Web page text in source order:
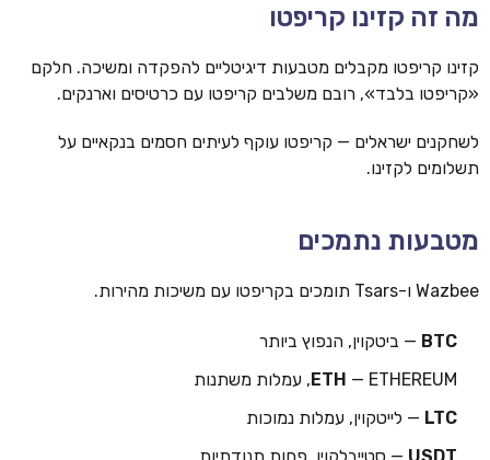
מה זה קזינו קריפטו
קזינו קריפטו מקבלים מטבעות דיגיטליים להפקדה ומשיכה. חלקם
«קריפטו בלבד», רובם משלבים קריפטו עם כרטיסים וארנקים.
לשחקנים ישראלים — קריפטו עוקף לעיתים חסמים בנקאיים על
תשלומים לקזינו.
מטבעות נתמכים
Wazbee ו-Tsars תומכים בקריפטו עם משיכות מהירות.
BTC — ביטקוין, הנפוץ ביותר
ETH — ETHEREUM, עמלות משתנות
LTC — לייטקוין, עמלות נמוכות